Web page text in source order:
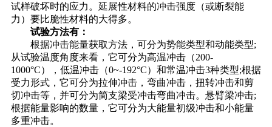
试样破坏时的应力。延展性材料的冲击强度（或断裂能
力）要比脆性材料的大得多。
试验方法有：
根据冲击能量获取方法，可分为势能类型和动能类型;
从试验温度角度来看，它可分为高温冲击（200-
1000°C），低温冲击（0~-192°C）和常温冲击3种类型;根据
受力形式，它可分为拉伸冲击，弯曲冲击，扭转冲击和剪
切冲击等，并可分为简支梁受冲击弯曲冲击。悬臂梁冲击;
根据能量影响的数量，它可分为大能量初级冲击和小能量
多重冲击。